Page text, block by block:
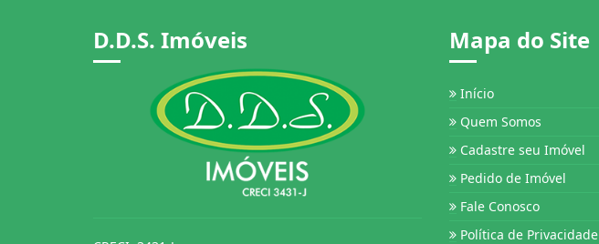
D.D.S. Imóveis Mapa do Site
Início
Quem Somos
Cadastre seu Imóvel
Pedido de Imóvel
Fale Conosco
Política de Privacidade